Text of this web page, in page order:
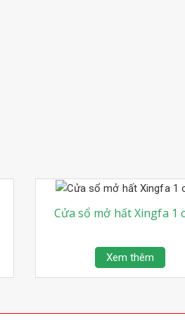
Cửa sổ mở hất Xingfa 1
Xem thêm